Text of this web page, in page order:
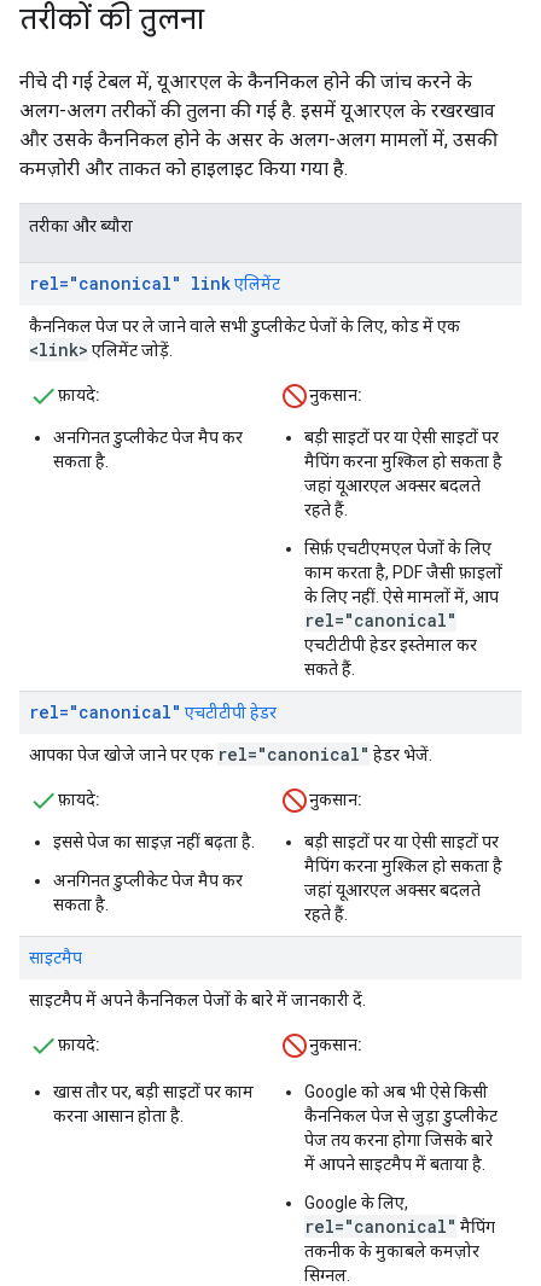
तरीकों की तुलना
नीचे दी गई टेबल में, यूआरएल के कैननिकल होने की जांच करने के
अलग-अलग तरीकों की तुलना की गई है. इसमें यूआरएल के रखरखाव
और उसके कैननिकल होने के असर के अलग-अलग मामलों में, उसकी
कमज़ोरी और ताकत को हाइलाइट किया गया है.
तरीका और ब्यौरा
rel="canonical" linkएलिमेंट
कैननिकल पेज पर ले जाने वाले सभी डुप्लीकेट पेजों के लिए, कोड में एक
<link> एलिमेंट जोड़ें.
फ़ायदे:
अनगिनत डुप्लीकेट पेज मैप कर
सकता है.
नुकसान:
बड़ी साइटों पर या ऐसी साइटों पर
मैपिंग करना मुश्किल हो सकता है
जहां यूआरएल अक्सर बदलते
रहते हैं.
सिर्फ़ एचटीएमएल पेजों के लिए
काम करता है, PDF जैसी फ़ाइलों
के लिए नहीं. ऐसे मामलों में, आप
rel="canonical"
एचटीटीपी हेडर इस्तेमाल कर
सकते हैं.
rel="canonical" एचटीटीपी हेडर
आपका पेज खोजे जाने पर एक rel="canonical" हेडर भेजें.
फ़ायदे:
इससे पेज का साइज़ नहीं बढ़ता है.
अनगिनत डुप्लीकेट पेज मैप कर
सकता है.
नुकसान:
बड़ी साइटों पर या ऐसी साइटों पर
मैपिंग करना मुश्किल हो सकता है
जहां यूआरएल अक्सर बदलते
रहते हैं.
साइटमैप
साइटमैप में अपने कैननिकल पेजों के बारे में जानकारी दें.
फ़ायदे:
खास तौर पर, बड़ी साइटों पर काम
करना आसान होता है.
नुकसान:
Google को अब भी ऐसे किसी
कैननिकल पेज से जुड़ा डुप्लीकेट
पेज तय करना होगा जिसके बारे
में आपने साइटमैप में बताया है.
Google के लिए,
rel="canonical" मैपिंग
तकनीक के मुकाबले कमज़ोर
सिग्नल.